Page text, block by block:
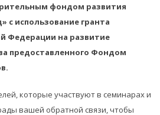
фондом развития
с использование гранта
Федерации на развитие
предоставленного Фондом
которые участвуют в семинарах и
вашей обратной связи, чтобы